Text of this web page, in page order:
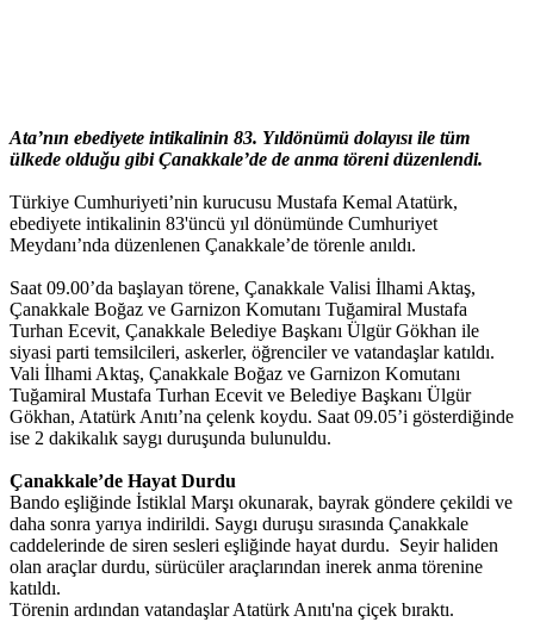
Ata’nın ebediyete intikalinin 83. Yıldönümü dolayısı ile tüm
ülkede olduğu gibi Çanakkale’de de anma töreni düzenlendi.
Türkiye Cumhuriyeti’nin kurucusu Mustafa Kemal Atatürk,
ebediyete intikalinin 83'üncü yıl dönümünde Cumhuriyet
Meydanı’nda düzenlenen Çanakkale’de törenle anıldı.
Saat 09.00’da başlayan törene, Çanakkale Valisi İlhami Aktaş,
Çanakkale Boğaz ve Garnizon Komutanı Tuğamiral Mustafa
Turhan Ecevit, Çanakkale Belediye Başkanı Ülgür Gökhan ile
siyasi parti temsilcileri, askerler, öğrenciler ve vatandaşlar katıldı.
Vali İlhami Aktaş, Çanakkale Boğaz ve Garnizon Komutanı
Tuğamiral Mustafa Turhan Ecevit ve Belediye Başkanı Ülgür
Gökhan, Atatürk Anıtı’na çelenk koydu. Saat 09.05’i gösterdiğinde
ise 2 dakikalık saygı duruşunda bulunuldu.
Çanakkale’de Hayat Durdu
Bando eşliğinde İstiklal Marşı okunarak, bayrak göndere çekildi ve
daha sonra yarıya indirildi. Saygı duruşu sırasında Çanakkale
caddelerinde de siren sesleri eşliğinde hayat durdu. Seyir haliden
olan araçlar durdu, sürücüler araçlarından inerek anma törenine
katıldı.
Törenin ardından vatandaşlar Atatürk Anıtı'na çiçek bıraktı.